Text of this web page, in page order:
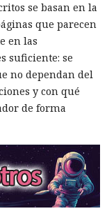
se basan en la
que parecen
en las
suficiente: se
no dependan del
y con qué
de forma